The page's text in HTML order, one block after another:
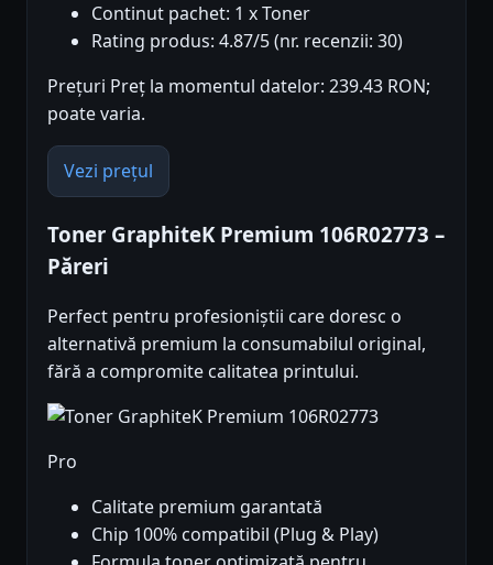
Continut pachet: 1 x Toner
Rating produs: 4.87/5 (nr. recenzii: 30)
Prețuri Preț la momentul datelor: 239.43 RON;
poate varia.
Vezi prețul
Toner GraphiteK Premium 106R02773 –
Păreri
Perfect pentru profesioniștii care doresc o
alternativă premium la consumabilul original,
fără a compromite calitatea printului.
Pro
Calitate premium garantată
Chip 100% compatibil (Plug & Play)